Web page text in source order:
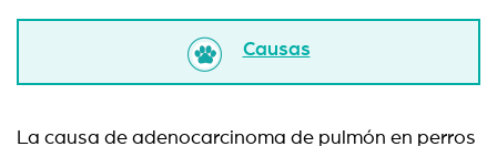
Causas
La causa de adenocarcinoma de pulmón en perros